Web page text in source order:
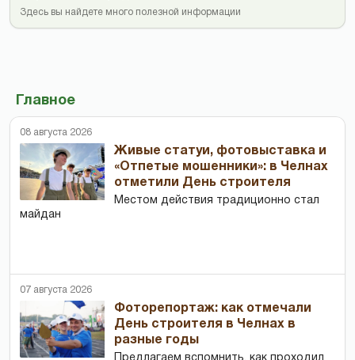
Здесь вы найдете много полезной информации
Главное
08 августа 2026
Живые статуи, фотовыставка и
«Отпетые мошенники»: в Челнах
отметили День строителя
Местом действия традиционно стал
майдан
07 августа 2026
Фоторепортаж: как отмечали
День строителя в Челнах в
разные годы
Предлагаем вспомнить, как проходил